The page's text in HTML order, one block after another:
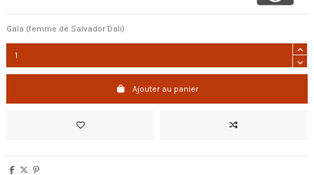
Gala (femme de Salvador Dali)
Ajouter au panier